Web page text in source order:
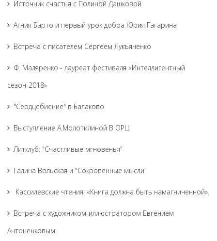
Источник счастья с Полиной Дашковой
Агния Барто и первый урок добра Юрия Гагарина
Встреча с писателем Сергеем Лукъяненко
Ф. Маляренко - лауреат фестиваля «Интеллигентный
сезон-2018»
"Сердцебиение" в Балаково
Выступление А.Молотилиной В ОРЦ
Литклуб: "Счастливые мгновенья"
Галина Вольская и "Сокровенные мысли"
Кассилевские чтения: «Книга должна быть намагниченной».
Встреча с художником-иллюстратором Евгением
Антоненковым